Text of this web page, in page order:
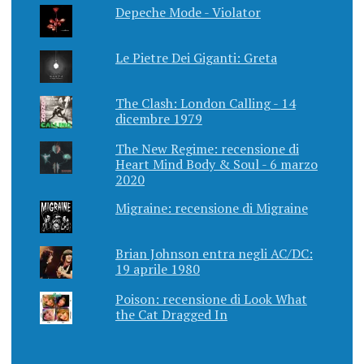
Depeche Mode - Violator
Le Pietre Dei Giganti: Greta
The Clash: London Calling - 14
dicembre 1979
The New Regime: recensione di
Heart Mind Body & Soul - 6 marzo
2020
Migraine: recensione di Migraine
Brian Johnson entra negli AC/DC:
19 aprile 1980
Poison: recensione di Look What
the Cat Dragged In